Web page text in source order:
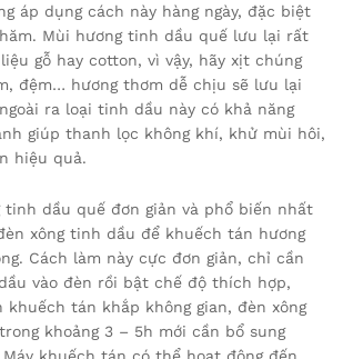
áp dụng cách này hàng ngày, đặc biệt
Mùi hương tinh dầu quế lưu lại rất
gỗ hay cotton, vì vậy, hãy xịt chúng
đệm… hương thơm dễ chịu sẽ lưu lại
ra loại tinh dầu này có khả năng
giúp thanh lọc không khí, khử mùi hôi,
hiệu quả.
tinh dầu quế đơn giản và phổ biến nhất
xông tinh dầu để khuếch tán hương
Cách làm này cực đơn giản, chỉ cần
vào đèn rồi bật chế độ thích hợp,
tán khắp không gian, đèn xông
khoảng 3 – 5h mới cần bổ sung
khuếch tán có thể hoạt động đến